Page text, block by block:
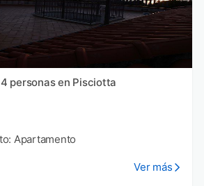
personas en Pisciotta
Apartamento
Ver más